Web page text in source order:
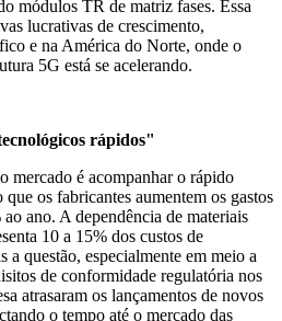
módulos TR de matriz fases. Essa
lucrativas de crescimento,
e na América do Norte, onde o
5G está se acelerando.
rápidos"
mercado é acompanhar o rápido
os fabricantes aumentem os gastos
ano. A dependência de materiais
10 a 15% dos custos de
a questão, especialmente em meio a
de conformidade regulatória nos
atrasaram os lançamentos de novos
o tempo até o mercado das